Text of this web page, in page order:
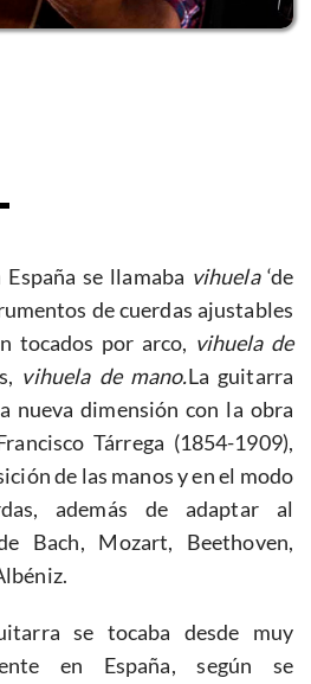
se llamaba vihuela‘de
de cuerdas ajustables
tocados por arco, vihuela de
vihuela de mano.La guitarra
nueva dimensión con la obra
Tárrega (1854-1909),
de las manos y en el modo
además de adaptar al
Bach, Mozart, Beethoven,
se tocaba desde muy
en España, según se